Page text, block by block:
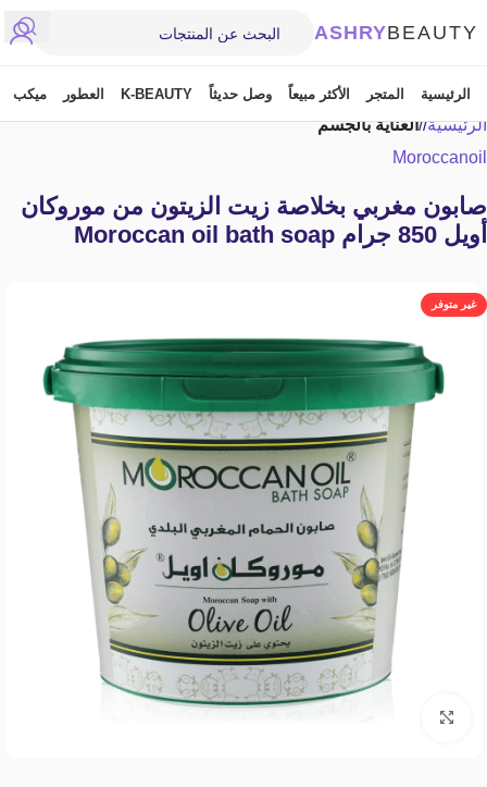
ASHRYBEAUTY
الرئيسية المتجر الأكثر مبيعاً وصل حديثاً K-BEAUTY العطور ميكب
الرئيسية/ العناية بالجسم
Moroccanoil
صابون مغربي بخلاصة زيت الزيتون من موروكان
أويل 850 جرام Moroccan oil bath soap
غير متوفر